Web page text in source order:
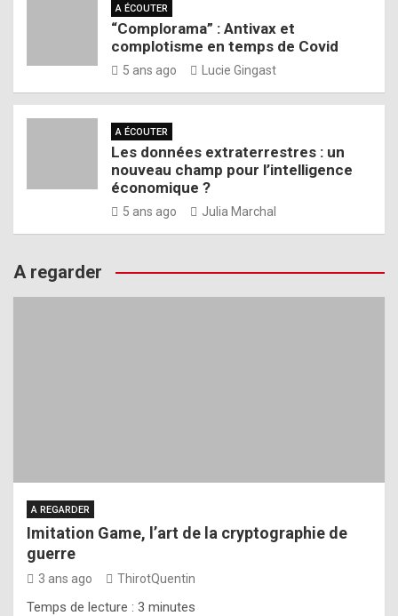
A ÉCOUTER
“Complorama” : Antivax et
complotisme en temps de Covid
5 ans ago Lucie Gingast
A ÉCOUTER
Les données extraterrestres : un
nouveau champ pour l’intelligence
économique ?
5 ans ago Julia Marchal
A regarder
A REGARDER
Imitation Game, l’art de la cryptographie de
guerre
3 ans ago ThirotQuentin
Temps de lecture : 3 minutes